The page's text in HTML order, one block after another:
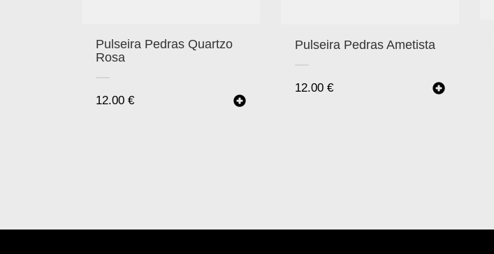
Pulseira Pedras Quartzo
Rosa
12.00 €
Pulseira Pedras Ametista
12.00 €